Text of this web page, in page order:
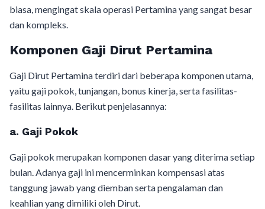
biasa, mengingat skala operasi Pertamina yang sangat besar
dan kompleks.
Komponen Gaji Dirut Pertamina
Gaji Dirut Pertamina terdiri dari beberapa komponen utama,
yaitu gaji pokok, tunjangan, bonus kinerja, serta fasilitas-
fasilitas lainnya. Berikut penjelasannya:
a. Gaji Pokok
Gaji pokok merupakan komponen dasar yang diterima setiap
bulan. Adanya gaji ini mencerminkan kompensasi atas
tanggung jawab yang diemban serta pengalaman dan
keahlian yang dimiliki oleh Dirut.